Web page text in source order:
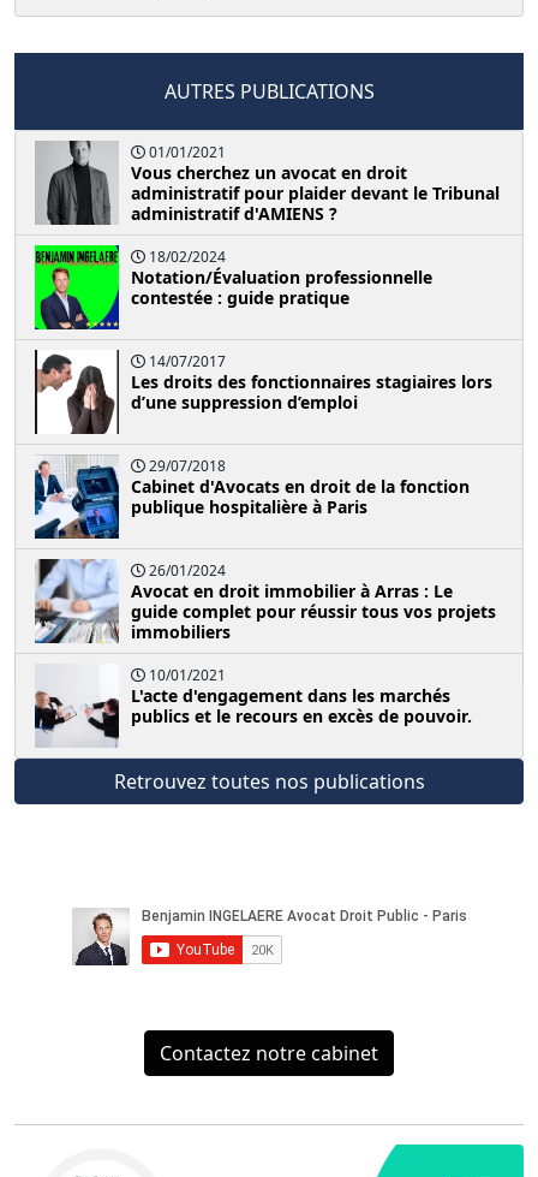
AUTRES PUBLICATIONS
01/01/2021
Vous cherchez un avocat en droit
administratif pour plaider devant le Tribunal
administratif d'AMIENS ?
18/02/2024
Notation/Évaluation professionnelle
contestée : guide pratique
14/07/2017
Les droits des fonctionnaires stagiaires lors
d’une suppression d’emploi
29/07/2018
Cabinet d'Avocats en droit de la fonction
publique hospitalière à Paris
26/01/2024
Avocat en droit immobilier à Arras : Le
guide complet pour réussir tous vos projets
immobiliers
10/01/2021
L'acte d'engagement dans les marchés
publics et le recours en excès de pouvoir.
Retrouvez toutes nos publications
Contactez notre cabinet